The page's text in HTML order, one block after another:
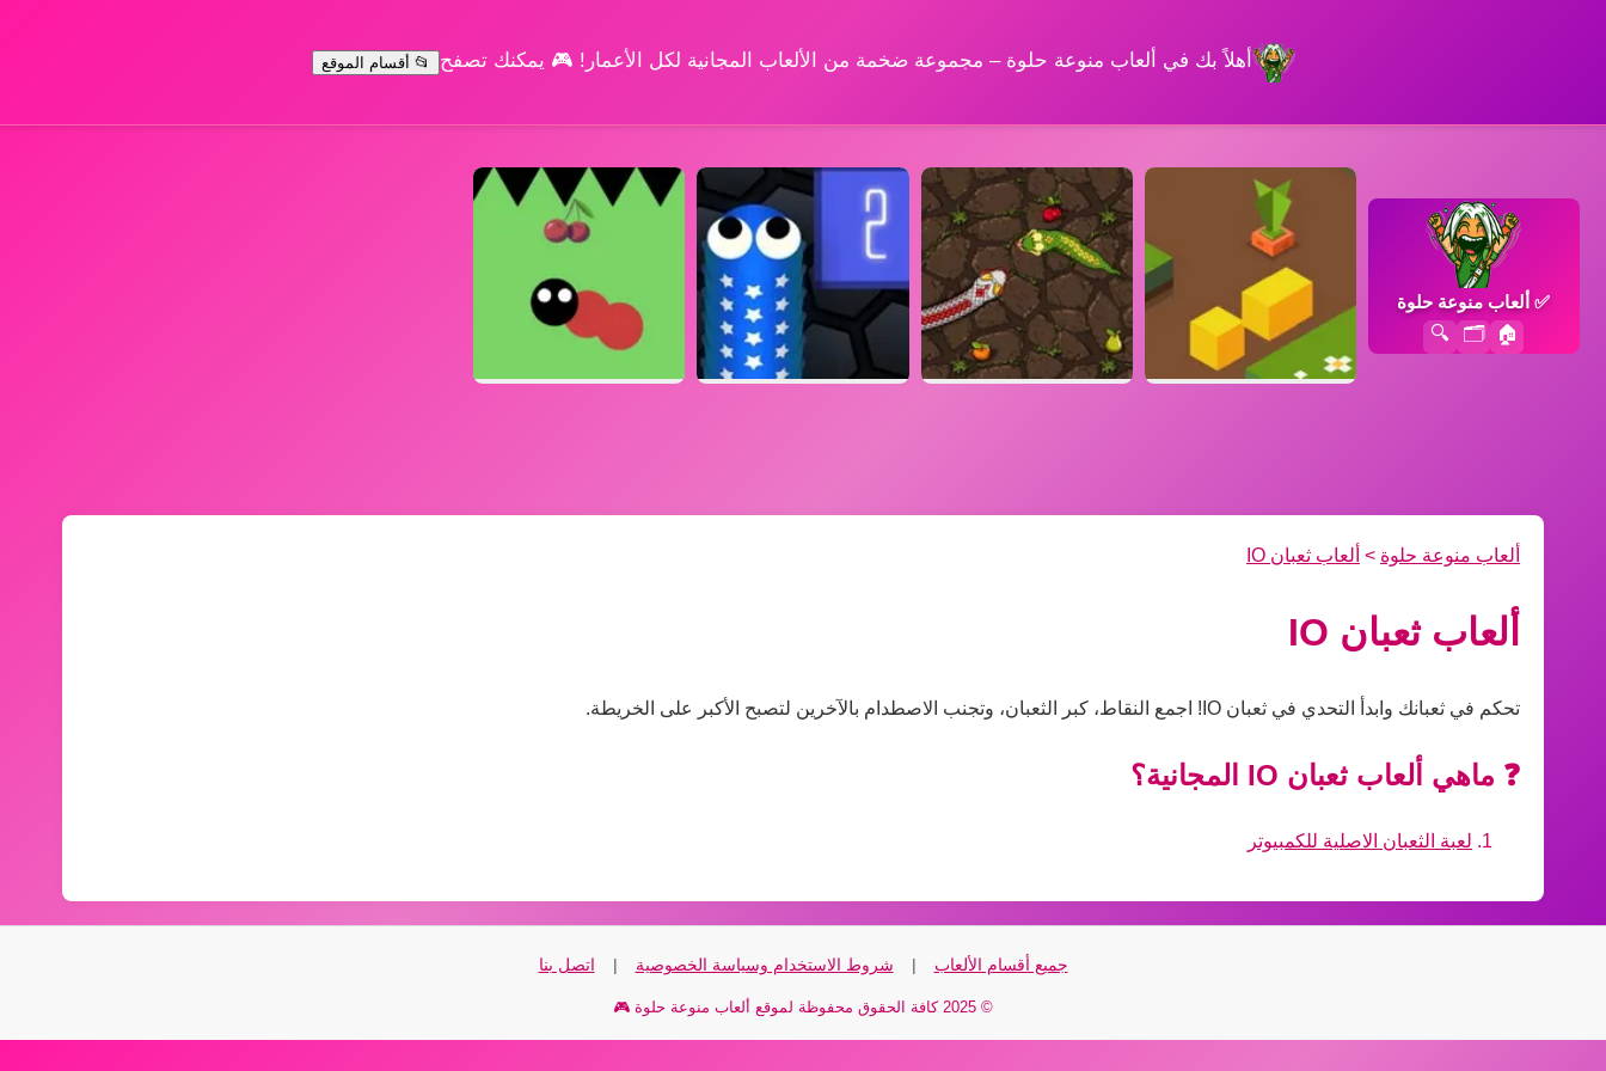
أهلاً بك في ألعاب منوعة حلوة – مجموعة ضخمة من الألعاب المجانية لكل الأعمار! 🎮 يمكنك تصفح 📂 أقسام الموقع
✅ألعاب منوعة حلوة
🏠
🗂️
🔍
ألعاب منوعة حلوة > ألعاب ثعبان IO
ألعاب ثعبان IO
تحكم في ثعبانك وابدأ التحدي في ثعبان IO! اجمع النقاط، كبر الثعبان، وتجنب الاصطدام بالآخرين لتصبح الأكبر على الخريطة.
❓ ماهي ألعاب ثعبان IO المجانية؟
لعبة الثعبان الاصلية للكمبيوتر
جميع أقسام الألعاب | شروط الاستخدام وسياسة الخصوصية | اتصل بنا
© 2025 كافة الحقوق محفوظة لموقع ألعاب منوعة حلوة 🎮